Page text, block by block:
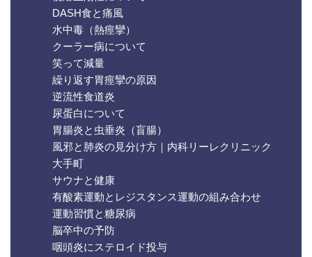
DASH食と痛風
水中毒（熱痙攣）
クーラー病について
笑って減量
繰り返す胃痙攣の原因
逆流性食道炎
尿蛋白について
胃腸炎と虫垂炎（盲腸）
風邪と肺炎の見分け方｜内科リーレクリニック
大手町
サウナと健康
有酸素運動とレジスタンス運動の組み合わせ
運動習慣と糖尿病
脳卒中の予防
咽頭炎にステロイド投与